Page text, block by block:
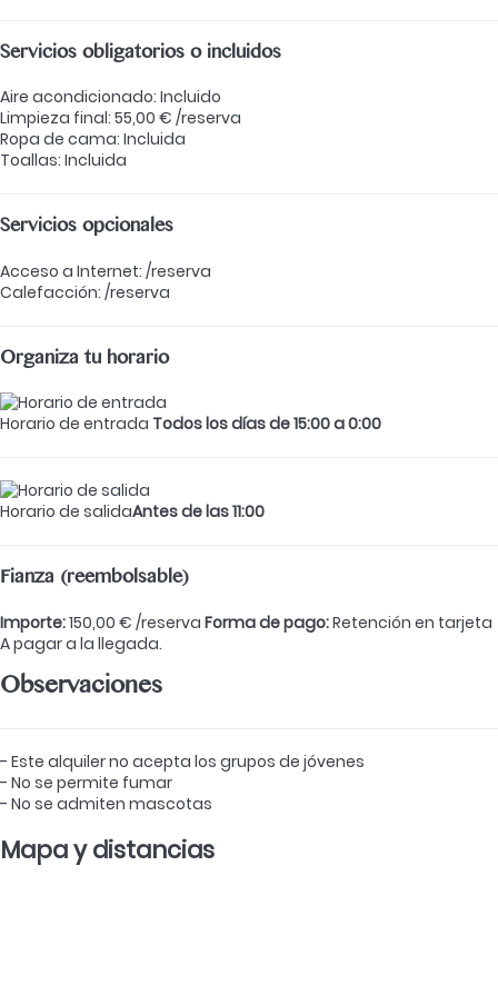
Servicios obligatorios o incluidos
Aire acondicionado: Incluido
Limpieza final: 55,00 € /reserva
Ropa de cama: Incluida
Toallas: Incluida
Servicios opcionales
Acceso a Internet: /reserva
Calefacción: /reserva
Organiza tu horario
Horario de entrada Todos los días de 15:00 a 0:00
Horario de salidaAntes de las 11:00
Fianza (reembolsable)
Importe:150,00 € /reserva Forma de pago:Retención en tarjeta
A pagar a la llegada.
Observaciones
- Este alquiler no acepta los grupos de jóvenes
- No se permite fumar
- No se admiten mascotas
Mapa y distancias